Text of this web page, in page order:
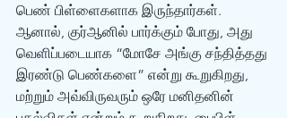
பெண் பிள்ளைகளாக இருந்தார்கள்.
ஆனால், குர்‍ஆனில் பார்க்கும் போது, அது
வெளிப்படையாக “மோசே அங்கு சந்தித்தது
இரண்டு பெண்களை” என்று கூறுகிறது,
மற்றும் அவ்விருவரும் ஒரே மனிதனின்